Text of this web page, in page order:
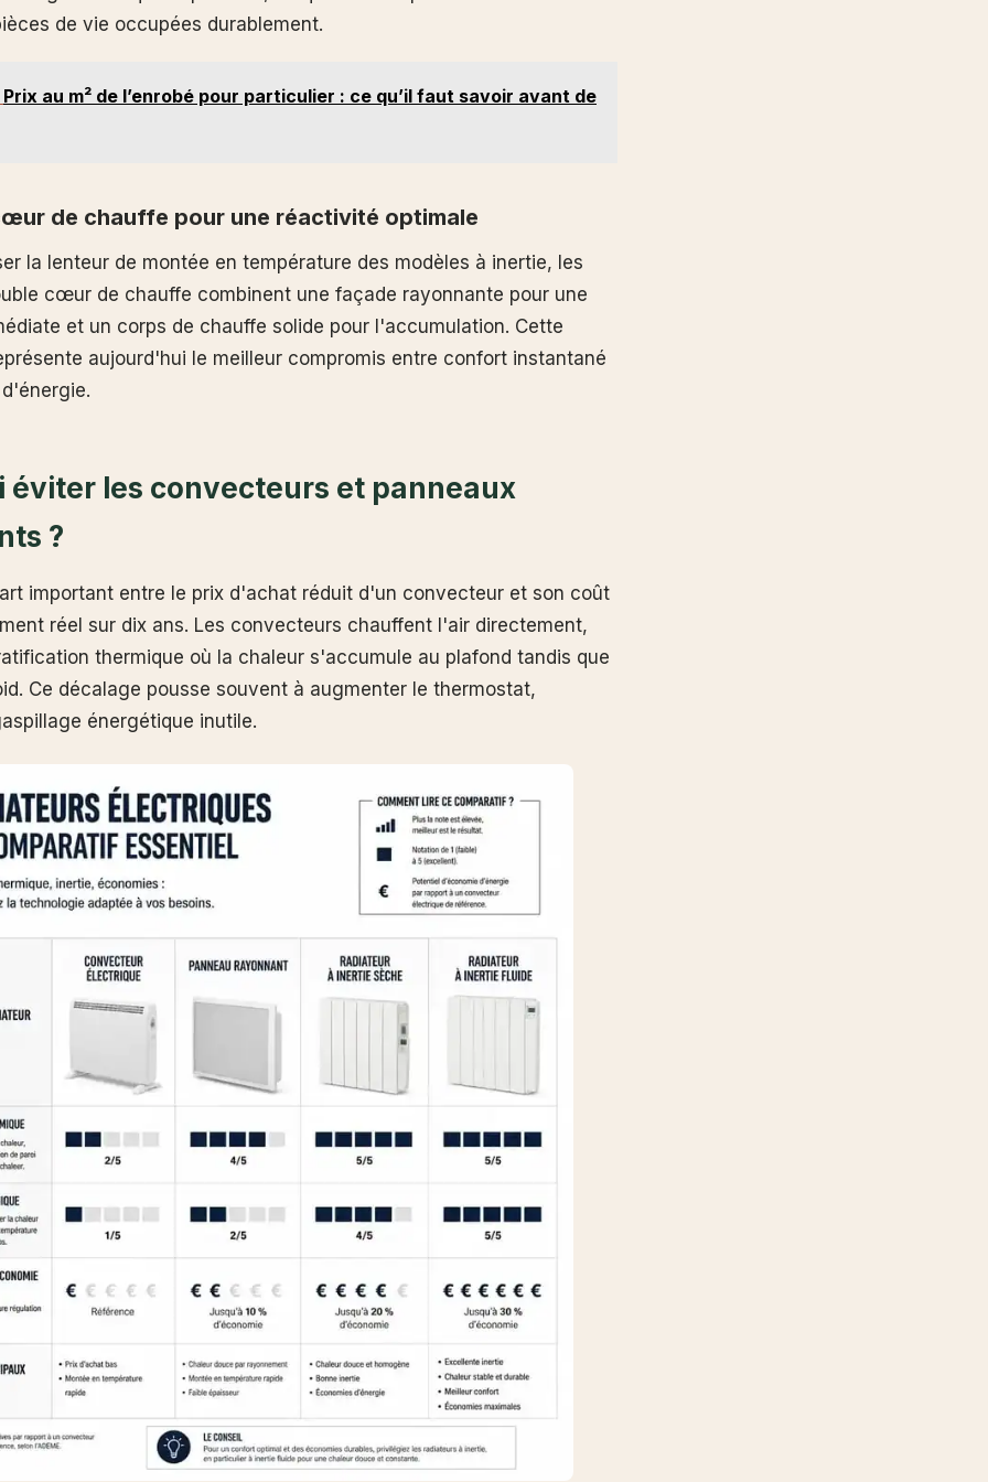
de vie occupées durablement.
Prix au m² de l’enrobé pour particulier : ce qu’il faut savoir avant de
de chauffe pour une réactivité optimale
la lenteur de montée en température des modèles à inertie, les
cœur de chauffe combinent une façade rayonnante pour une
et un corps de chauffe solide pour l'accumulation. Cette
aujourd'hui le meilleur compromis entre confort instantané
éviter les convecteurs et panneaux
?
important entre le prix d'achat réduit d'un convecteur et son coût
réel sur dix ans. Les convecteurs chauffent l'air directement,
thermique où la chaleur s'accumule au plafond tandis que
Ce décalage pousse souvent à augmenter le thermostat,
énergétique inutile.